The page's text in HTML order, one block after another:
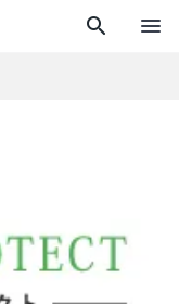
search menu